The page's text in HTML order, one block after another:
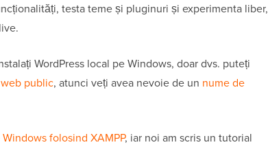
testa teme și pluginuri și experimenta liber,
WordPress local pe Windows, doar dvs. puteți
public, atunci veți avea nevoie de un nume de
folosind XAMPP, iar noi am scris un tutorial